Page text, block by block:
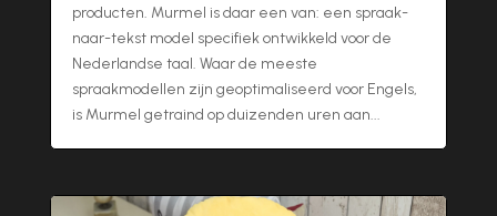
producten. Murmel is daar een van: een spraak-
naar-tekst model specifiek ontwikkeld voor de
Nederlandse taal. Waar de meeste
spraakmodellen zijn geoptimaliseerd voor Engels,
is Murmel getraind op duizenden uren aan...